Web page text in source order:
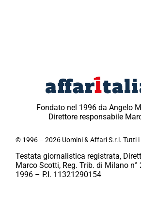
Fondato nel 1996 da Angelo
Direttore responsabile
© 1996 – 2026 Uomini & Affari S.r.l. Tutti
Testata giornalistica registrata,
Marco Scotti, Reg. Trib. di Milano n°
1996 – P.I. 11321290154